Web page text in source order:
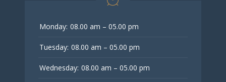
Monday: 08.00 am – 05.00 pm
Tuesday: 08.00 am – 05.00 pm
Wednesday: 08.00 am – 05.00 pm